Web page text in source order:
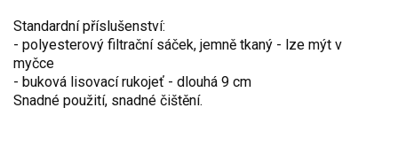
Standardní příslušenství:
- polyesterový filtrační sáček, jemně tkaný - lze mýt v
myčce
- buková lisovací rukojeť - dlouhá 9 cm
Snadné použití, snadné čištění.